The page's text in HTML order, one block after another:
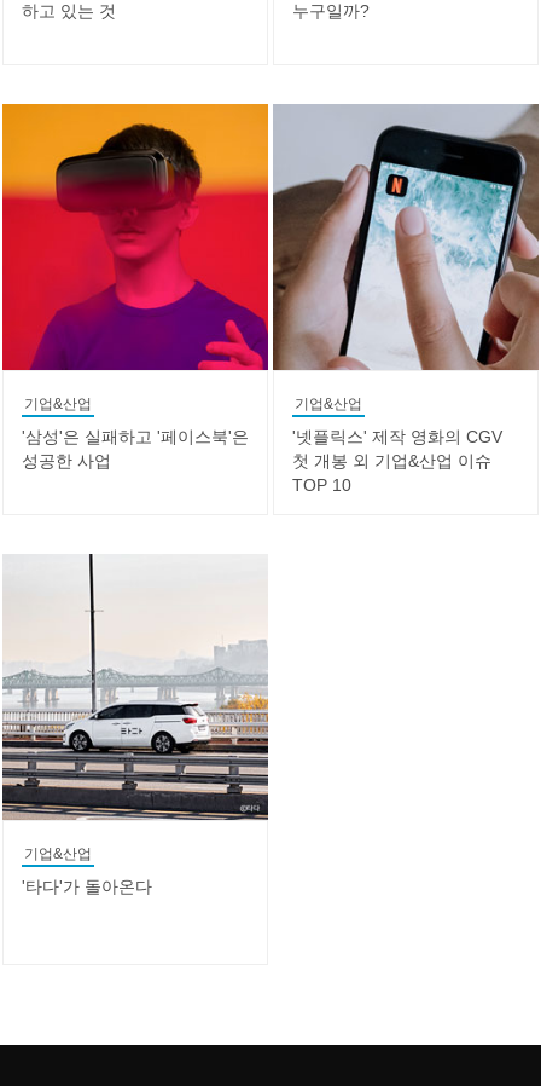
하고 있는 것
누구일까?
기업&산업
'삼성'은 실패하고 '페이스북'은
성공한 사업
기업&산업
'넷플릭스' 제작 영화의 CGV
첫 개봉 외 기업&산업 이슈
TOP 10
기업&산업
'타다'가 돌아온다